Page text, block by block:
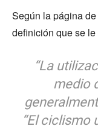
Según la página
definición que se
“La
medio
“El ciclismo